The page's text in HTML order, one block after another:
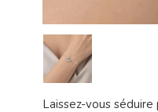
Laissez-vous